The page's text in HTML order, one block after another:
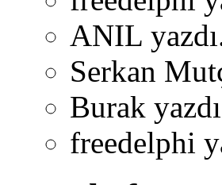
ANIL
Serkan
Burak
freedelphi